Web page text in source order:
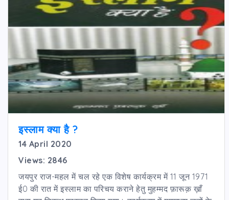
इस्लाम क्या है ?
14 April 2020
Views: 2846
जयपुर राज-महल में चल रहे एक विशेष कार्यक्रम में 11 जून 1971
ई0 की रात में इस्लाम का परिचय कराने हेतु मुहम्मद फ़ारूक़ ख़ाँ